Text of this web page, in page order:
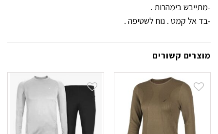
-מתייבש בימהרות .
-בד אל קמט . נוח לשטיפה .
מוצרים קשורים